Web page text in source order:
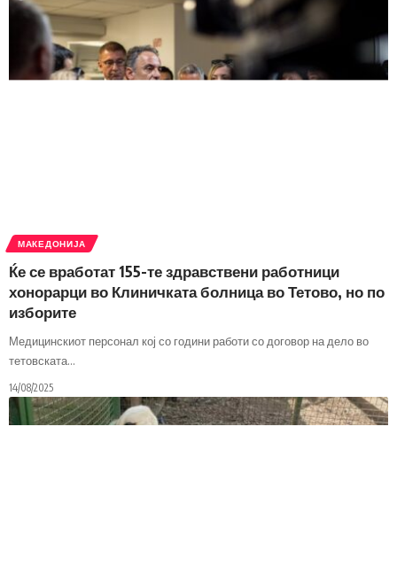
МАКЕДОНИЈА
Ќе се вработат 155-те здравствени работници
хонорарци во Клиничката болница во Тетово, но по
изборите
Медицинскиот персонал кој со години работи со договор на дело во
тетовската…
14/08/2025